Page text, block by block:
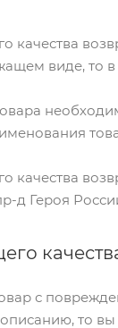
качества
виде, то в
качества
д Героя
с
то